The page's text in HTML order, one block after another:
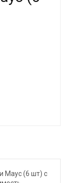
Маус (6 шт) с